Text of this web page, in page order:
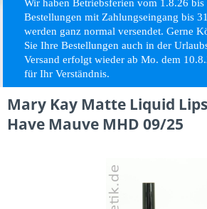
Wir haben Betriebsferien vom 1.8.26
Bestellungen mit Zahlungseingang bis
werden ganz normal versendet. Gerne
SieIhreBestellungen auch in der
Versand erfolgt wieder ab Mo. dem
für Ihr Verständnis.
Mary Kay Matte Liquid
Have Mauve MHD 09/25